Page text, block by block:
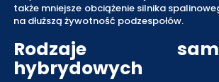
także mniejsze obciążenie silnika
na dłuższą żywotność podzespołów.
Rodzaje
hybrydowych